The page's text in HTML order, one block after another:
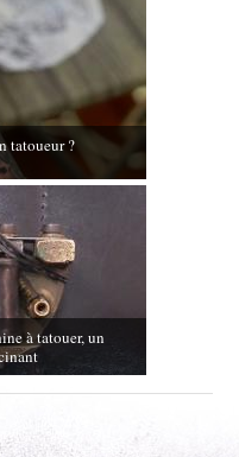
tatoueur ?
à tatouer, un